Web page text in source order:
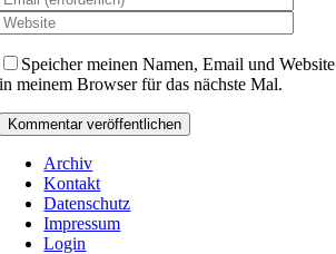
Speicher meinen Namen, Email und Website
in meinem Browser für das nächste Mal.
Archiv
Kontakt
Datenschutz
Impressum
Login